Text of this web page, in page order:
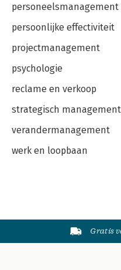
personeelsmanagement
persoonlijke effectiviteit
projectmanagement
psychologie
reclame en verkoop
strategisch management
verandermanagement
werk en loopbaan
Gratis